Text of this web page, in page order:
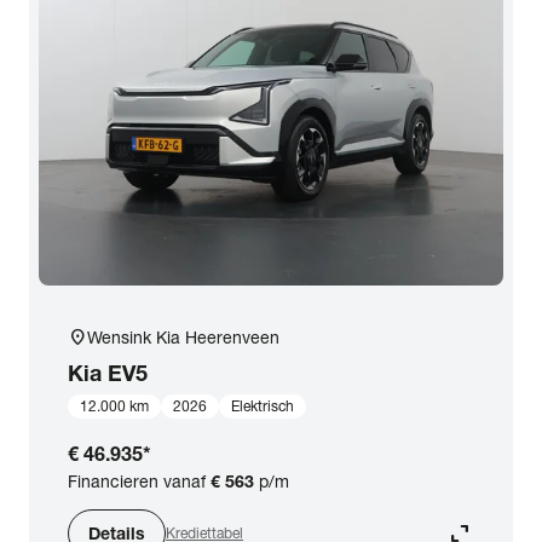
location_onWensink Kia Heerenveen
Kia EV5
12.000 km 2026 Elektrisch
€ 46.935*
Financieren vanaf€ 563 p/m
Details Krediettabel expand_content